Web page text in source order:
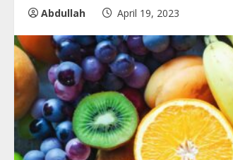
Abdullah April 19, 2023